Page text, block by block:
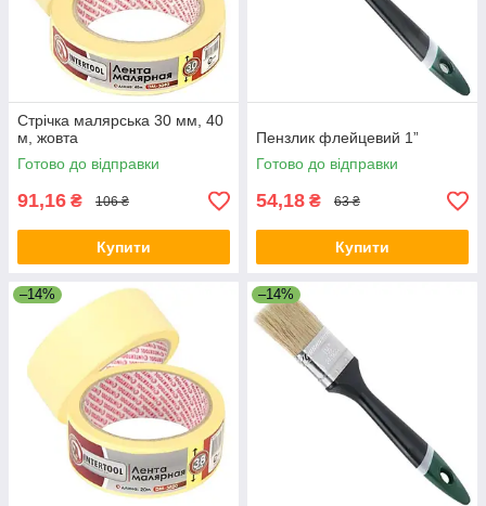
Стрічка малярська 30 мм, 40
м, жовта
Готово до відправки
91,16 ₴ 106 ₴
Купити
Пензлик флейцевий 1”
Готово до відправки
54,18 ₴ 63 ₴
Купити
–14% –14%